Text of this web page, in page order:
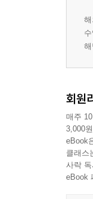
회원
매주
3,000
eBook
클래스
사락
eBook